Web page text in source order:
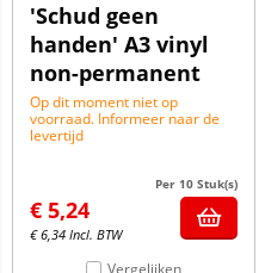
'Schud geen
handen' A3 vinyl
non-permanent
Op dit moment niet op
voorraad. Informeer naar de
levertijd
Per 10 Stuk(s)
€ 5,24
€6,34 Incl. BTW
Vergelijken